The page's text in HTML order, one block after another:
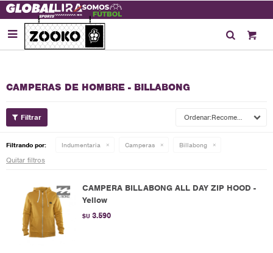

CAMPERAS DE HOMBRE - BILLABONG
Recomendados
Filtrando por: Indumentaria Camperas Billabong
Quitar filtros
CAMPERA BILLABONG ALL DAY ZIP HOOD -
Yellow
$U 3.590